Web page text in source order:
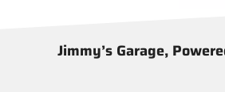
Jimmy’s Garage,